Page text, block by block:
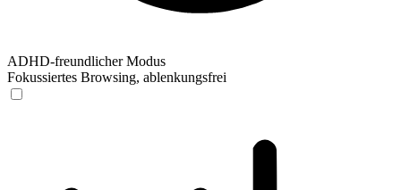
ADHD-freundlicher Modus
Fokussiertes Browsing, ablenkungsfrei